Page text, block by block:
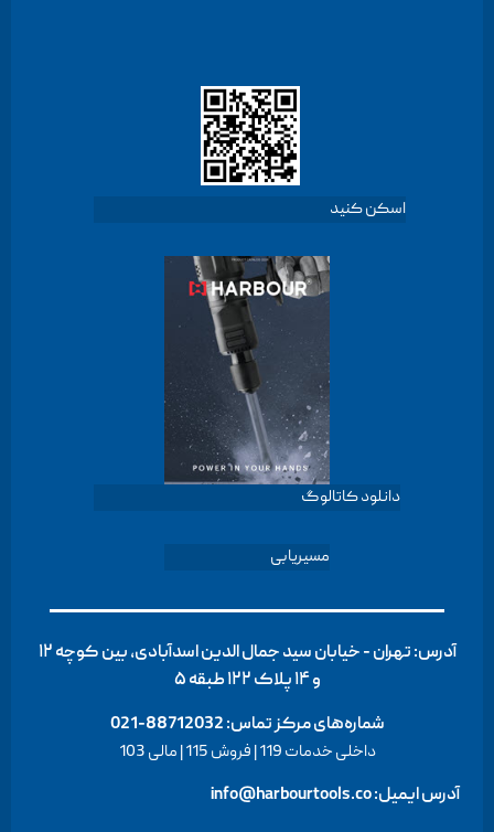
اسکن کنید
دانلود کاتالوگ
مسیریابی
آدرس: تهران - خیابان سید جمال الدین اسدآبادی، بین کوچه ۱۲
و ۱۴ پلاک ۱۲۲ طبقه ۵
شماره‌های مرکز تماس:88712032-021
داخلی خدمات 119 | فروش 115 | مالی 103
آدرس ایمیل: info@harbourtools.co